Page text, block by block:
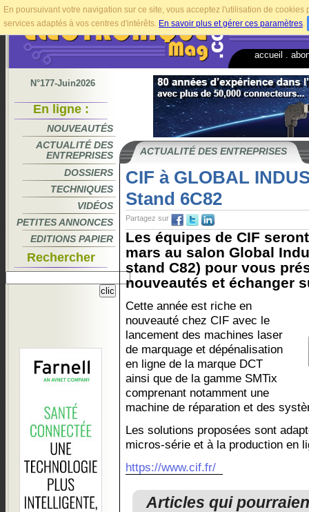
En poursuivant votre navigation sur ce site, vous acceptez l'utilisation de
services adaptés à vos centres d'intérêts. En savoir plus et gérer ces paramètres.
accueil
N°177-Juin2026
En ligne :
NOUVEAUTÉS
ACTUALITÉ DES
ENTREPRISES
DOSSIERS
TECHNIQUES
VIDÉOS
PETITES ANNONCES
EDITIONS PAPIER
Rechercher
ACTUALITÉ DES ENTREPRISES
CIF à GLOBAL
Stand 6C82
Partagez sur
Les équipes de CIF
mars au salon Global
stand C82) pour vous
nouveautés et échanger
Cette année est riche en
nouveauté chez CIF avec le
lancement des machines laser
de marquage et dépénalisation
en ligne de la marque DCT
ainsi que de la gamme SMTix
comprenant notamment une
machine de réparation et des
Les solutions proposées sont
micros-série et à la production en
https://www.cif.fr/
Articles qui